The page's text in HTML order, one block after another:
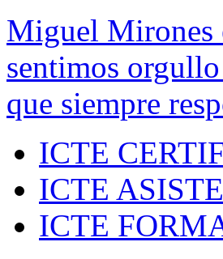
Miguel Mirones
sentimos
que siempre
ICTE
ICTE
ICTE